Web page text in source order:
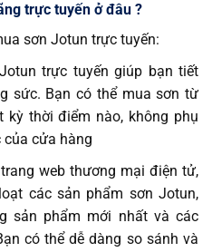
trực tuyến ở đâu ?
sơn Jotun trực tuyến:
trực tuyến giúp bạn tiết
sức. Bạn có thể mua sơn từ
kỳ thời điểm nào, không phụ
cửa hàng
web thương mại điện tử,
các sản phẩm sơn Jotun,
sản phẩm mới nhất và các
có thể dễ dàng so sánh và